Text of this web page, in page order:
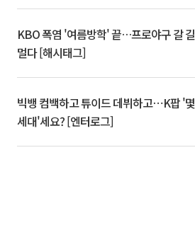
KBO 폭염 '여름방학' 끝…프로야구 갈 길
멀다 [해시태그]
빅뱅 컴백하고 튜이드 데뷔하고⋯K팝 '몇
세대'세요? [엔터로그]